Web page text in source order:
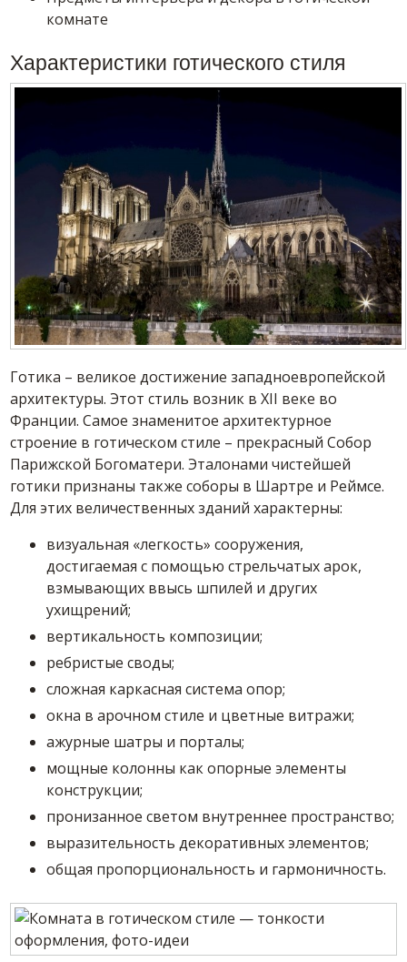
комнате
Характеристики готического стиля
Готика – великое достижение западноевропейской
архитектуры. Этот стиль возник в XII веке во
Франции. Самое знаменитое архитектурное
строение в готическом стиле – прекрасный Собор
Парижской Богоматери. Эталонами чистейшей
готики признаны также соборы в Шартре и Реймсе.
Для этих величественных зданий характерны:
визуальная «легкость» сооружения,
достигаемая с помощью стрельчатых арок,
взмывающих ввысь шпилей и других
ухищрений;
вертикальность композиции;
ребристые своды;
сложная каркасная система опор;
окна в арочном стиле и цветные витражи;
ажурные шатры и порталы;
мощные колонны как опорные элементы
конструкции;
пронизанное светом внутреннее пространство;
выразительность декоративных элементов;
общая пропорциональность и гармоничность.